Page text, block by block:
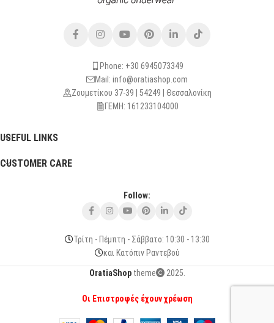
Phone: +30 6945073349
Mail: info@oratiashop.com
Ζουμετίκου 37-39 | 54249 | Θεσσαλονίκη
ΓΕΜΗ: 161233104000
USEFUL LINKS
CUSTOMER CARE
Follow:
Τρίτη - Πέμπτη - Σάββατο: 10:30 - 13:30
και Κατόπιν Ραντεβού
OratiaShoptheme 2025.
Οι Επιστροφές έχουν χρέωση